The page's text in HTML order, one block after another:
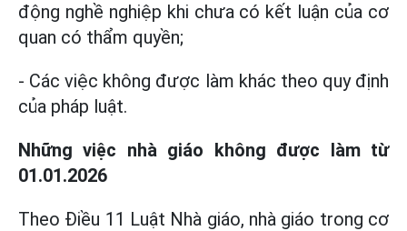
động nghề nghiệp khi chưa có kết luận của cơ
quan có thẩm quyền;
- Các việc không được làm khác theo quy định
của pháp luật.
Những việc nhà giáo không được làm từ
01.01.2026
Theo Điều 11 Luật Nhà giáo, nhà giáo trong cơ